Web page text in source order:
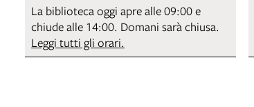
La biblioteca oggi apre alle 09:00 e
chiude alle 14:00. Domani sarà chiusa.
Leggi tutti gli orari.